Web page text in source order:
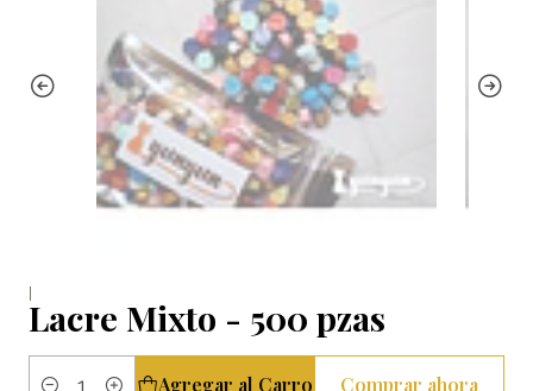
|
Lacre Mixto - 500 pzas
Agregar al Carro Comprar ahora